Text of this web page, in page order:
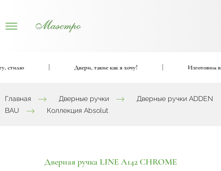
Двери, такие как я хочу! Изготовим
Главная Дверные ручки
Дверные ручки ADDEN
BAU
Коллекция Absolut
Дверная ручка LINE A142 CHROME